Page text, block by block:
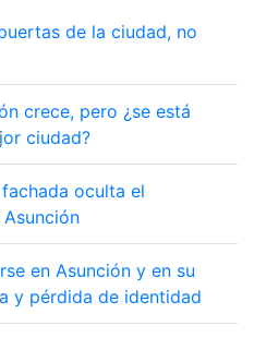
de la ciudad, no
crece, pero ¿se está
ciudad?
oculta el
en Asunción y en su
y pérdida de identidad